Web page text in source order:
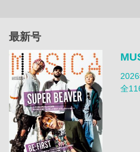
最新号
全